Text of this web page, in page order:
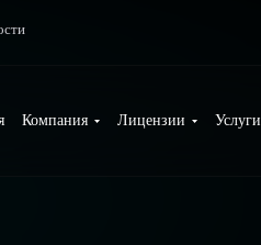
Компания Лицензии Услуги